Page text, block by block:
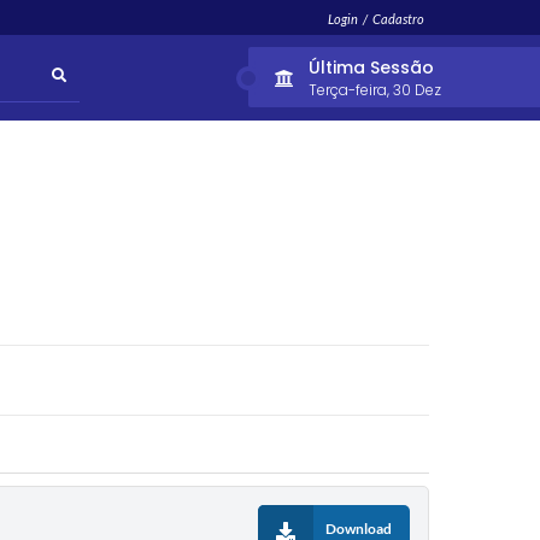
Login / Cadastro
Última Sessão
Terça-feira 30 Dez
Download